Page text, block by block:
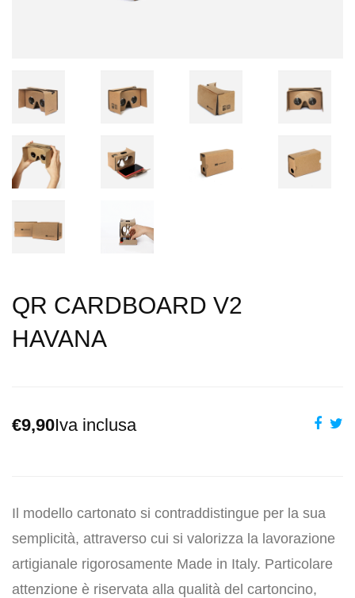
QR CARDBOARD V2
HAVANA
€9,90Iva inclusa
Il modello cartonato si contraddistingue per la sua
semplicità, attraverso cui si valorizza la lavorazione
artigianale rigorosamente Made in Italy. Particolare
attenzione è riservata alla qualità del cartoncino,